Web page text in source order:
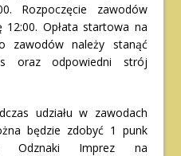
Rozpoczęcie zawodów
Opłata startowa na
zawodów należy stanąć
oraz odpowiedni strój
udziału w zawodach
będzie zdobyć 1 punk
Odznaki Imprez na